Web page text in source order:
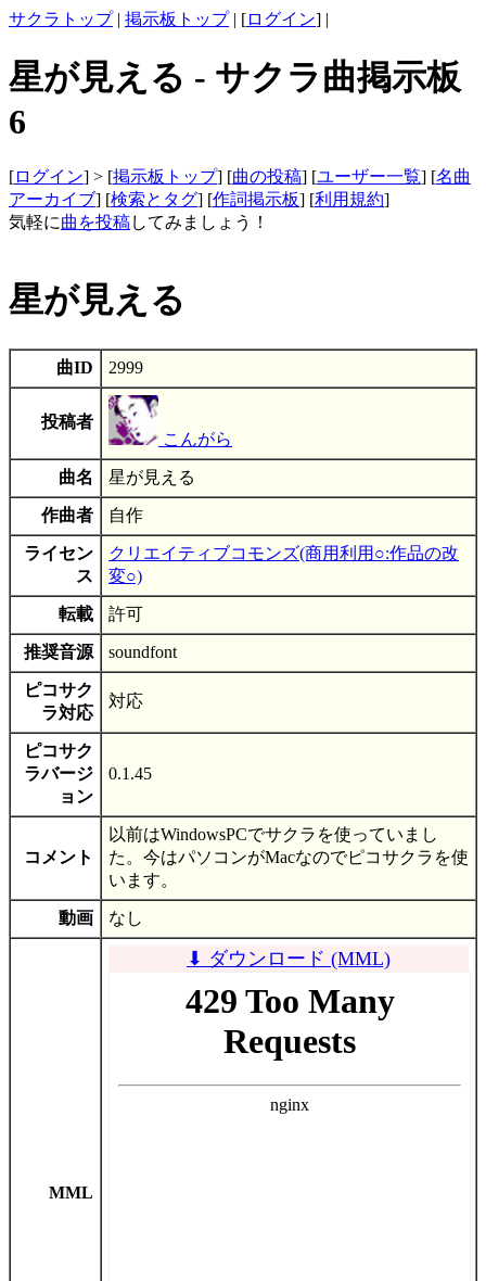
サクラトップ| 掲示板トップ| [ログイン] |
星が見える - サクラ曲掲示板
6
[ログイン] > [掲示板トップ] [曲の投稿] [ユーザー一覧] [名曲
アーカイブ] [検索とタグ] [作詞掲示板] [利用規約]
気軽に曲を投稿してみましょう！
星が見える
曲ID 2999
投稿者
こんがら
曲名 星が見える
作曲者 自作
ライセン
ス
クリエイティブコモンズ(商用利用○:作品の改
変○)
転載 許可
推奨音源 soundfont
ピコサク
ラ対応
対応
ピコサク
ラバージ
ョン
0.1.45
コメント
以前はWindowsPCでサクラを使っていまし
た。今はパソコンがMacなのでピコサクラを使
います。
動画 なし
MML
⬇ ダウンロード (MML)